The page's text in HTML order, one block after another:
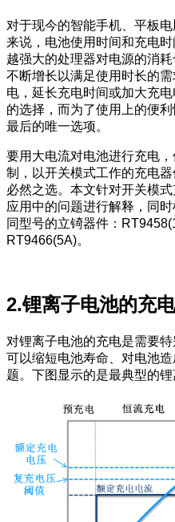
对于现今的智能手机、平板
来说，电池使用时间和充电
越强大的处理器对电源的消
不断增长以满足使用时长的
电，延长充电时间或加大充
的选择，而为了使用上的便
最后的唯一选项。
要用大电流对电池进行充电
制，以开关模式工作的充电
必然之选。本文针对开关模
应用中的问题进行解释，同
同型号的立锜器件：
RT9466(5A)。
2.锂离子电池的充
对锂离子电池的充电是需要
可以缩短电池寿命、对电池
题。下图显示的是最典型的锂